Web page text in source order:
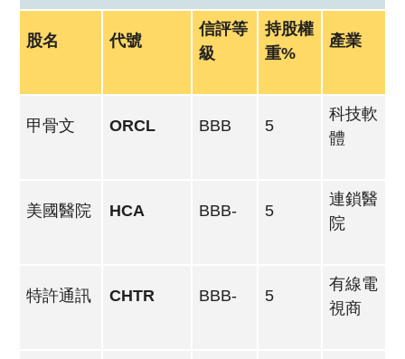
股名 代號
信評等
級
持股權
重%
產業
甲骨文 ORCL BBB 5
科技軟
體
美國醫院 HCA BBB- 5
連鎖醫
院
特許通訊 CHTR BBB- 5
有線電
視商